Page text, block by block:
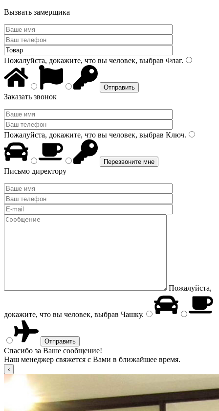
Вызвать замерщика
Пожалуйста, докажите, что вы человек, выбрав Флаг.
Заказать звонок
Пожалуйста, докажите, что вы человек, выбрав Ключ.
Письмо директору
Пожалуйста,
докажите, что вы человек, выбрав Чашку.
Спасибо за Ваше сообщение!
Наш менеджер свяжется с Вами в ближайшее время.